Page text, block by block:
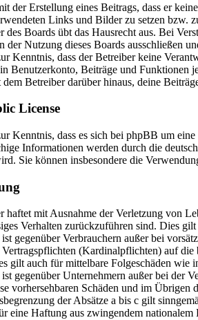
der Erstellung eines Beitrags, dass er
Links und Bilder zu setzen bzw.
des Boards übt das Hausrecht aus. Bei
der Nutzung dieses Boards ausschließen
Kenntnis, dass der Betreiber keine
Benutzerkonto, Beiträge und Funktionen
dem Betreiber darüber hinaus, deine
License
Kenntnis, dass es sich bei phpBB um eine
Informationen werden durch die
Sie können insbesondere die
haftet mit Ausnahme der Verletzung von
Verhalten zurückzuführen sind. Dies
gegenüber Verbrauchern außer bei
(Kardinalpflichten) auf die
gilt auch für mittelbare Folgeschäden wie
gegenüber Unternehmern außer bei der
vorhersehbaren Schäden und im Übrigen
der Absätze a bis c gilt
eine Haftung aus zwingendem nationalem